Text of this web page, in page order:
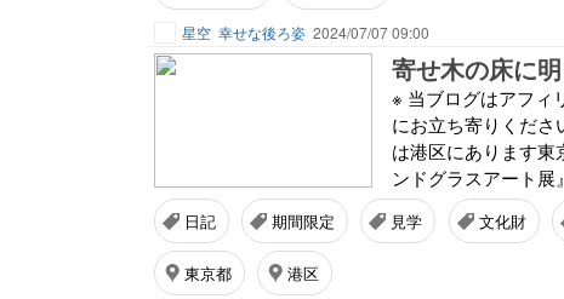
星空 幸せな後ろ姿 2024/07/07 09:00
※ 当ブログはアフィ
にお立ち寄りくだ
は港区にあります東
ンドグラスアート
日記 期間限定 見学 文化財
東京都 港区